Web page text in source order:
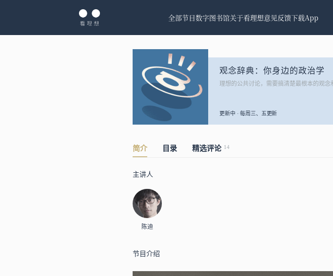
全部节目数字图书馆关于看理想意见反馈下载App
观念辞典：你身边的政治学
理想的公共讨论，需要搞清楚最根本的观念
更新中 · 每周三、五更新
简介 目录 精选评论 14
主讲人
陈迪
节目介绍